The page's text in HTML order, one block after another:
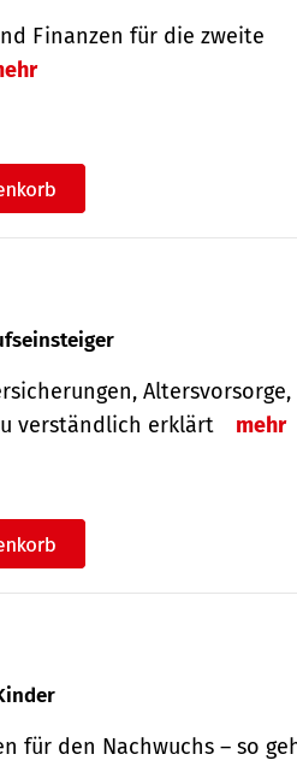
Finanzen für die zweite
Altersvorsorge,
verständlich erklärt
mehr
für den Nachwuchs – so